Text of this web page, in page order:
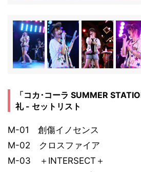
「コカ･コーラ SUMMER
礼 - セットリスト
M-01 創傷イノセンス
M-02 クロスファイア
M-03 ＋INTERSECT＋